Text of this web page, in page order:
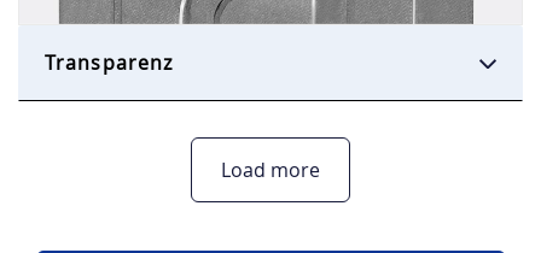
Transparenz
Load more